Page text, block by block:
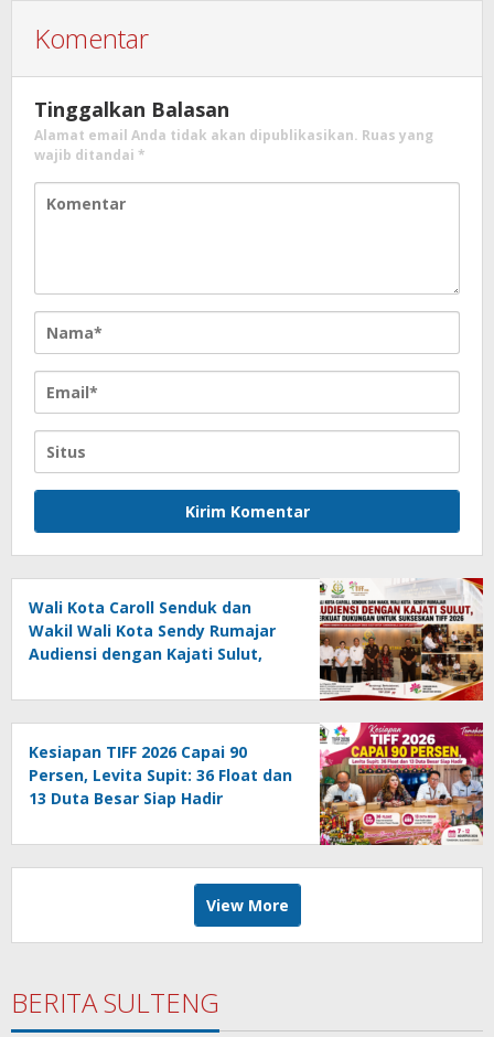
Komentar
Tinggalkan Balasan
Alamat email Anda tidak akan dipublikasikan. Ruas yang
wajib ditandai *
Wali Kota Caroll Senduk dan
Wakil Wali Kota Sendy Rumajar
Audiensi dengan Kajati Sulut,
Sukseskan TIFF 2026
Kesiapan TIFF 2026 Capai 90
Persen, Levita Supit: 36 Float dan
13 Duta Besar Siap Hadir
View More
BERITA SULTENG